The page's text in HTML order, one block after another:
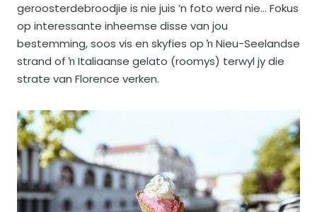
geroosterdebroodjie is nie juis ’n foto werd nie… Fokus
op interessante inheemse disse van jou
bestemming, soos vis en skyfies op ŉ Nieu-Seelandse
strand of ŉ Italiaanse gelato (roomys) terwyl jy die
strate van Florence verken.